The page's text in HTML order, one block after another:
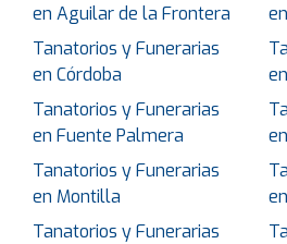
en Aguilar de la Frontera
Tanatorios y Funerarias
en Córdoba
Tanatorios y Funerarias
en Fuente Palmera
Tanatorios y Funerarias
en Montilla
Tanatorios y Funerarias